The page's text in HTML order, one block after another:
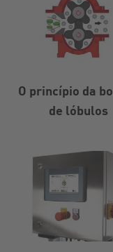
O princípio da
de lóbulos